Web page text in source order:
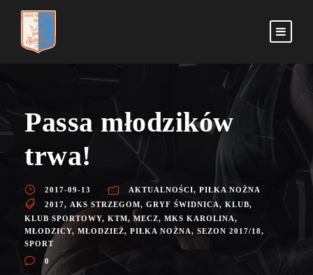
Passa młodzików
trwa!
2017-09-13 AKTUALNOŚCI, PIŁKA NOŻNA
2017, AKS STRZEGOM, GRYF ŚWIDNICA, KLUB,
KLUB SPORTOWY, KTM, MECZ, MKS KAROLINA,
MŁODZICY, MŁODZIEŻ, PIŁKA NOŻNA, SEZON 2017/18,
SPORT
0